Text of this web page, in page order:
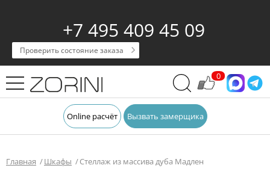
+7 495 409 45 09
Проверить состояние заказа
0
Online расчёт Вызвать замерщика
Главная Шкафы Стеллаж из массива дуба Мадлен